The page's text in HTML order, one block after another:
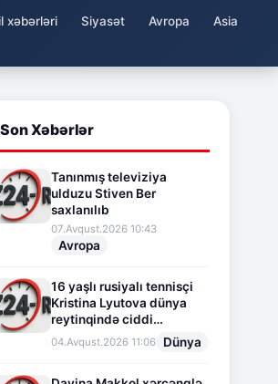
xəbərləri Siyasət Avropa
Asia
Xəbərlər
Tanınmış televiziya
ulduzu Stiven Ber
saxlanılıb
07.Avqust.2026 10:43
Avropa
16 yaşlı rusiyalı tennisçi
Kristina Lyutova dünya
reytinqində ciddi
irəliləyişə imza atdı
04.Avqust.2026 11:06 Dünya